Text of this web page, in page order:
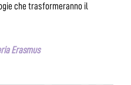
che trasformeranno il
Erasmus